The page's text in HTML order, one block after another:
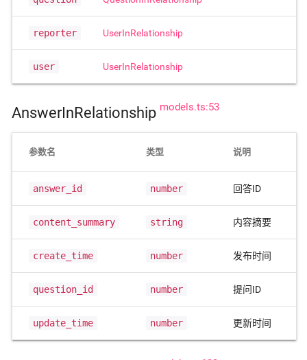
reporter UserInRelationship
user UserInRelationship
AnswerInRelationship models.ts:53
参数名 类型 说明
answer_id number 回答ID
content_summary string 内容摘要
create_time number 发布时间
question_id number 提问ID
update_time number 更新时间